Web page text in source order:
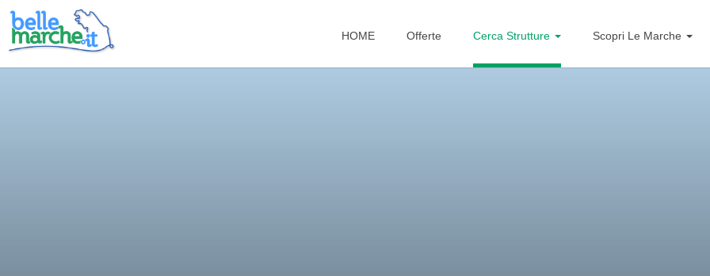
HOME Offerte Cerca Strutture Scopri Le Marche